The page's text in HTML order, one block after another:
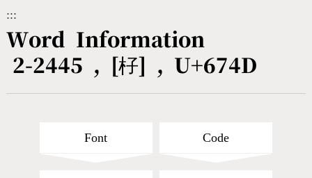
International Org.
Bopomofo Query
Cang-Jie Query
CNS Authorization
Fonts Download
Satisfaction Survey
:::
Word Information
2-2445 , [杍] , U+674D
Font Code